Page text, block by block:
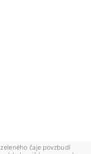
čaje povzbudí